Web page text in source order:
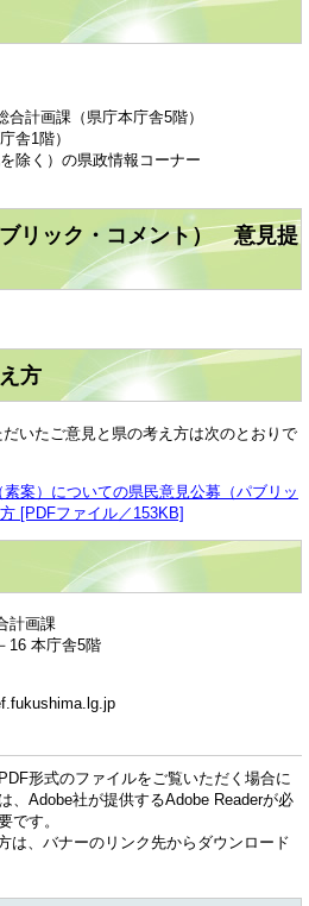
計画課（県庁本庁舎5階）
舎1階）
除く）の県政情報コーナー
リック・コメント） 意見提
方
いたご意見と県の考え方は次のとおりで
案）についての県民意見公募（パブリッ
[PDFファイル／153KB]
計画課
16 本庁舎5階
PDF形式のファイルをご覧いただく場合に
は、Adobe社が提供するAdobe Readerが必
です。
は、バナーのリンク先からダウンロード